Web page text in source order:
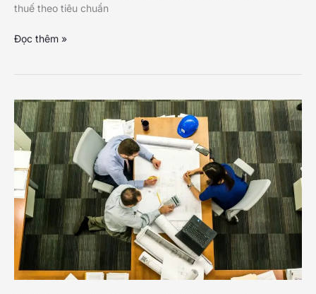
thuế theo tiêu chuẩn
Giải
tài
chính
kế
toán
1C:Finance
Accounting
Đọc thêm »